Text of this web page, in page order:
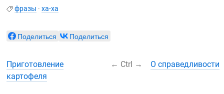
фразы ·ха-ха
Поделиться Поделиться
Приготовление
картофеля
← Ctrl → О справедливости